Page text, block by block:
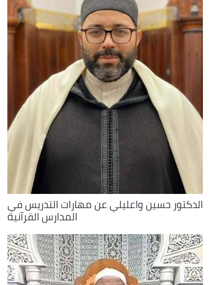
الدكتور حسين واعليلي عن مهارات التدريس في
المدارس القرآنية